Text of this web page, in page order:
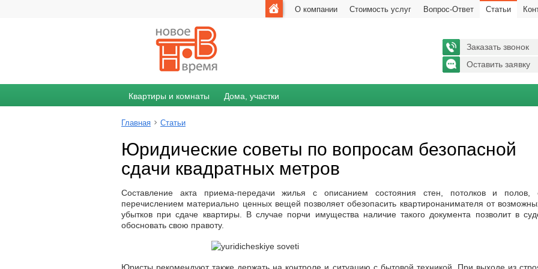
О компании Стоимость услуг Вопрос-Ответ Статьи
Заказать звонок
Оставить заявку
Квартиры и комнаты Дома, участки
Главная Статьи
Юридические советы по вопросам безопасной
сдачи квадратных метров
Составление акта приема-передачи жилья с описанием состояния стен, потолков и полов,
перечислением материально ценных вещей позволяет обезопасить квартиронанимателя от
убытков при сдаче квартиры. В случае порчи имущества наличие такого документа позволит в
обосновать свою правоту.
Юристы рекомендуют также держать на контроле и ситуацию с бытовой техникой. При выходе из